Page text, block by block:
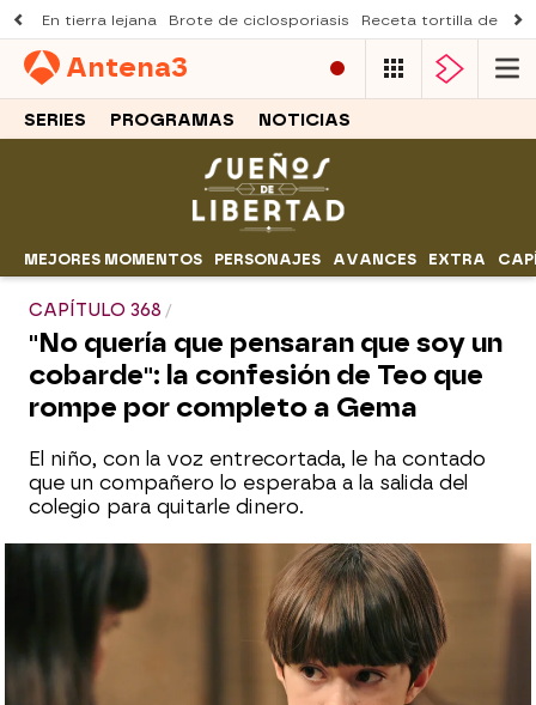
En tierra lejana Brote de ciclosporiasis Receta tortilla de
Antena3
SERIES PROGRAMAS NOTICIAS
MEJORES MOMENTOS PERSONAJES AVANCES EXTRA
CAPÍTULO 368
"No quería que pensaran que soy un
cobarde": la confesión de Teo que
rompe por completo a Gema
El niño, con la voz entrecortada, le ha contado
que un compañero lo esperaba a la salida del
colegio para quitarle dinero.
La dura confesión de Teo destapa el
misterio del dinero robado: Gema no
puede creérselo